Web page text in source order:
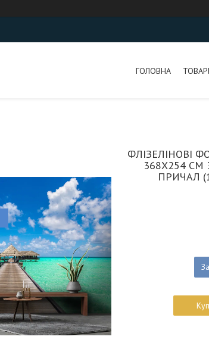
ГОЛОВНА
ФЛІЗЕЛІНОВІ
368X254
ПРИЧАЛ